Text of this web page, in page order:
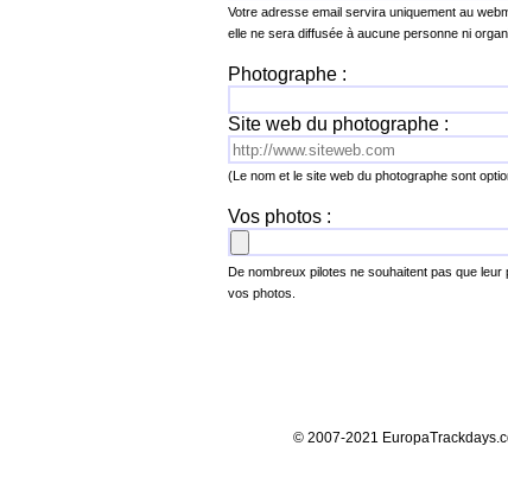
Votre adresse email servira uniquement au
elle ne sera diffusée à aucune personne ni
Photographe :
Site web du photographe :
(Le nom et le site web du photographe sont
Vos photos :
De nombreux pilotes ne souhaitent pas que
vos photos.
© 2007-2021